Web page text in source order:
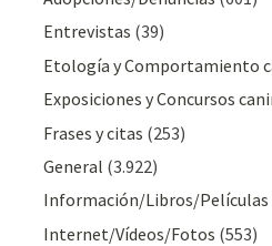
Entrevistas (39)
Etología y Comportamiento
Exposiciones y Concursos
Frases y citas (253)
General (3.922)
Información/Libros/Películas
Internet/Vídeos/Fotos (553)